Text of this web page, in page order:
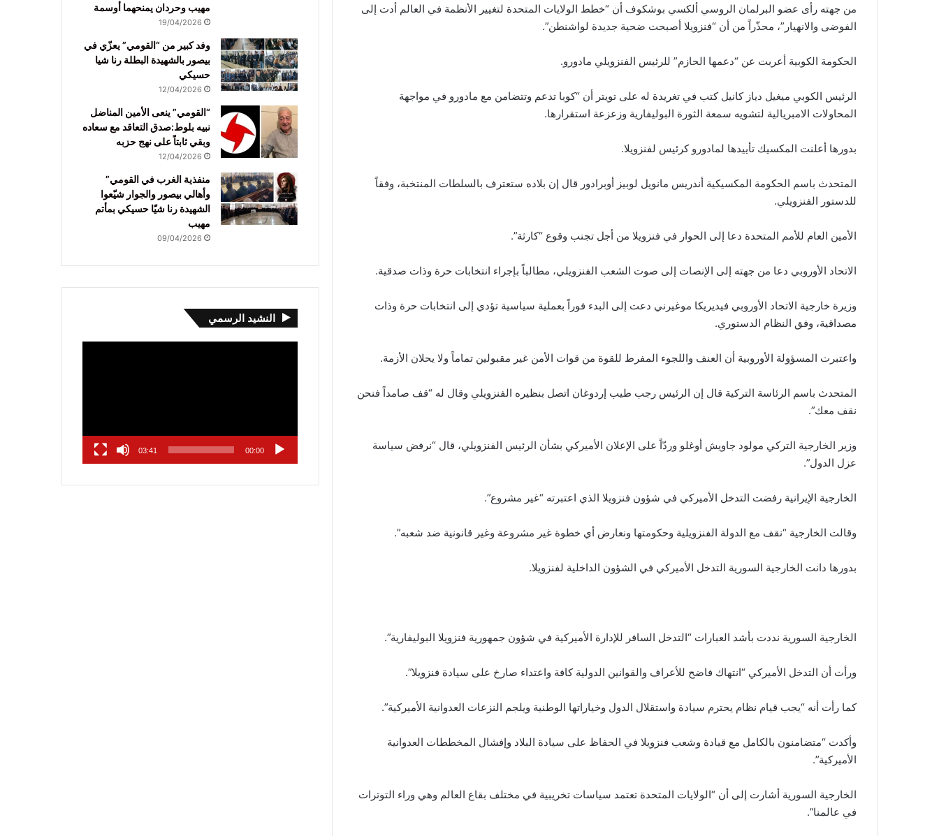
من جهته رأى عضو البرلمان الروسي ألكسي بوشكوف أن “خطط الولايات المتحدة لتغيير الأنظمة في العالم أدت إلى
الفوضى والانهيار”، محذّراً من أن “فنزويلا أصبحت ضحية جديدة لواشنطن”.
الحكومة الكوبية أعربت عن “دعمها الحازم” للرئيس الفنزويلي مادورو.
الرئيس الكوبي ميغيل دياز كانيل كتب في تغريدة له على تويتر أن “كوبا تدعم وتتضامن مع مادورو في مواجهة
المحاولات الامبريالية لتشويه سمعة الثورة البوليفارية وزعزعة استقرارها.
بدورها أعلنت المكسيك تأييدها لمادورو كرئيس لفنزويلا.
المتحدث باسم الحكومة المكسيكية أندريس مانويل لوبيز أوبرادور قال إن بلاده ستعترف بالسلطات المنتخبة، وفقاً
للدستور الفنزويلي.
الأمين العام للأمم المتحدة دعا إلى الحوار في فنزويلا من أجل تجنب وقوع “كارثة”.
الاتحاد الأوروبي دعا من جهته إلى الإنصات إلى صوت الشعب الفنزويلي، مطالباً بإجراء انتخابات حرة وذات صدقية.
وزيرة خارجية الاتحاد الأوروبي فيديريكا موغيرني دعت إلى البدء فوراً بعملية سياسية تؤدي إلى انتخابات حرة وذات
مصداقية، وفق النظام الدستوري.
واعتبرت المسؤولة الأوروبية أن العنف واللجوء المفرط للقوة من قوات الأمن غير مقبولين تماماً ولا يحلان الأزمة.
المتحدث باسم الرئاسة التركية قال إن الرئيس رجب طيب إردوغان اتصل بنظيره الفنزويلي وقال له “قف صامداً فنحن
نقف معك”.
وزير الخارجية التركي مولود جاويش أوغلو وردّاً على الإعلان الأميركي بشأن الرئيس الفنزويلي، قال “نرفض سياسة
عزل الدول”.
الخارجية الإيرانية رفضت التدخل الأميركي في شؤون فنزويلا الذي اعتبرته “غير مشروع”.
وقالت الخارجية “نقف مع الدولة الفنزويلية وحكومتها ونعارض أي خطوة غير مشروعة وغير قانونية ضد شعبه”.
بدورها دانت الخارجية السورية التدخل الأميركي في الشؤون الداخلية لفنزويلا.
الخارجية السورية نددت بأشد العبارات “التدخل السافر للإدارة الأميركية في شؤون جمهورية فنزويلا البوليفارية”.
ورأت أن التدخل الأميركي “انتهاك فاضح للأعراف والقوانين الدولية كافة واعتداء صارخ على سيادة فنزويلا”.
كما رأت أنه “يجب قيام نظام يحترم سيادة واستقلال الدول وخياراتها الوطنية ويلجم النزعات العدوانية الأميركية”.
وأكدت “متضامنون بالكامل مع قيادة وشعب فنزويلا في الحفاظ على سيادة البلاد وإفشال المخططات العدوانية
الأميركية”.
الخارجية السورية أشارت إلى أن “الولايات المتحدة تعتمد سياسات تخريبية في مختلف بقاع العالم وهي وراء التوترات
في عالمنا”.
مهيب وحردان يمنحهما أوسمة
19/04/2026
وفد كبير من “القومي” يعزّي في
بيصور بالشهيدة البطلة رنا شيا
حسيكي
12/04/2026
“القومي” ينعى الأمين المناضل
نبيه بلوط:صدق التعاقد مع سعاده
وبقي ثابتاً على نهج حزبه
12/04/2026
منفذية الغرب في القومي”
وأهالي بيصور والجوار شيّعوا
الشهيدة رنا شيّا حسيكي بمأتم
مهيب
09/04/2026
النشيد الرسمي
00:00
03:41